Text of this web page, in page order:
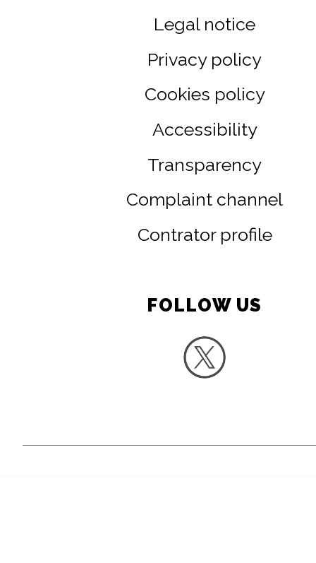
Legal notice
Privacy policy
Cookies policy
Accessibility
Transparency
Complaint channel
Contrator profile
FOLLOW US